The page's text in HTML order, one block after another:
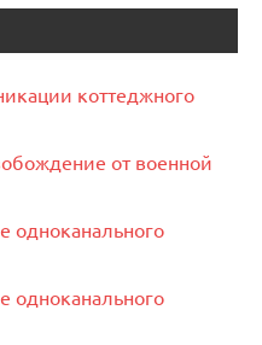
коттеджного
от военной
одноканального
одноканального